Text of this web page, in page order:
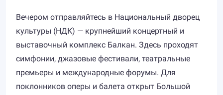
Вечером отправляйтесь в Национальный дворец
культуры (НДК) — крупнейший концертный и
выставочный комплекс Балкан. Здесь проходят
симфонии, джазовые фестивали, театральные
премьеры и международные форумы. Для
поклонников оперы и балета открыт Большой